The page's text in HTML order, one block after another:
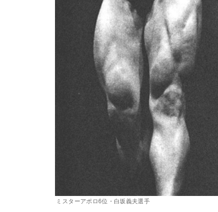
ミスターアポロ6位・白坂義夫選手